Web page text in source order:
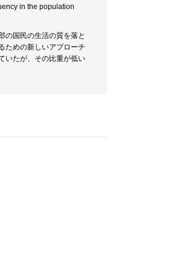
in the population
の国民の生活の質を落と
ための新しいアプローチ
いたが、その比重が低い